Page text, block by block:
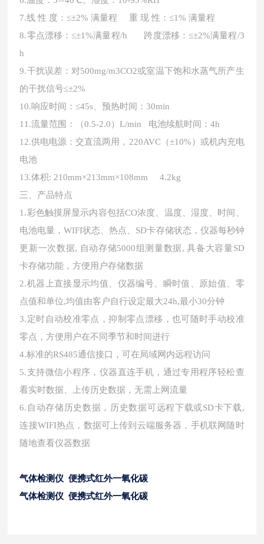
7.线 性 度：≤±2% 满量程 重 现 性：≤1% 满量程
8.零点漂移：≤±1%满量程/h 跨度漂移：≤±2%满量程/3
h
9.干扰误差：对500mg/m3CO2或室温下饱和水蒸气所产生
的干扰信号≤±2%
10.响应时间：≤45s、预热时间：30min
11.流量范围：（0.5-2.0）L/min 电池续航时间：4h
12.供电电源：交直流两用，220AVC（±10%）或机内充电
电池
13.体积: 210mm×213mm×108mm 4.2kg
三、 产品特点
1.彩色触摸屏显示内容包括CO浓度、温度、湿度、时间、
电池电量，WIFI状态、热点、SD卡存储状态，仪器每秒钟
更新一次数据, 自动存储5000组测量数据, 具备大容量SD
卡存储功能，方便用户存储数据
2.机器上直接显示均值、仪器编号、瞬时值、原始值、零
点值和单位,均值由客户自行设定最大24h,最小30分钟
3.定时自动校准零点，抑制零点漂移，也可随时手动校准
零点，方便用户在不同季节和时间进行
4.标准的RS485通信接口，可在局域网内远程访问
5.支持微信小程序，仪器直连手机，通过专用程序轻松查
看实时数据、上传历史数据，无需上网流量
6.自动存储历史数据，历史数据可远程下载或SD卡下载,
连接WIFI热点，数据可上传到云端服务器，手机联网随时
随地查看仪器数据
气体检测仪 便携式红外一氧化碳
气体检测仪 便携式红外一氧化碳